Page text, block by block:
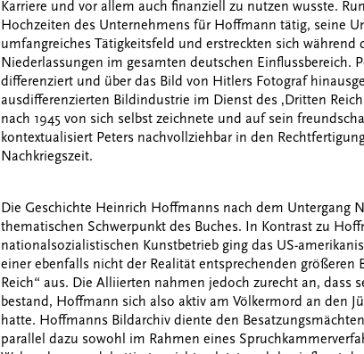
Karriere und vor allem auch finanziell zu nutzen wusste.
Hochzeiten des Unternehmens für Hoffmann tätig, seine
umfangreiches Tätigkeitsfeld und erstreckten sich während
Niederlassungen im gesamten deutschen Einflussbereich.
differenziert und über das Bild von Hitlers Fotograf
ausdifferenzierten Bildindustrie im Dienst des ‚Dritten
nach 1945 von sich selbst zeichnete und auf sein
kontextualisiert Peters nachvollziehbar in den
Nachkriegszeit.
Die Geschichte Heinrich Hoffmanns nach dem Untergang
thematischen Schwerpunkt des Buches. In Kontrast zu
nationalsozialistischen Kunstbetrieb ging das US-
einer ebenfalls nicht der Realität entsprechenden größeren
Reich“ aus. Die Alliierten nahmen jedoch zurecht an, dass
bestand, Hoffmann sich also aktiv am Völkermord an den
hatte. Hoffmanns Bildarchiv diente den
parallel dazu sowohl im Rahmen eines